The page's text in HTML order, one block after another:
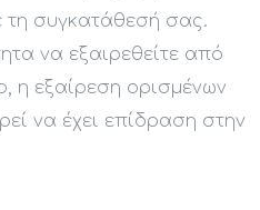
τη συγκατάθεσή σας.
να εξαιρεθείτε από
η εξαίρεση ορισμένων
να έχει επίδραση στην